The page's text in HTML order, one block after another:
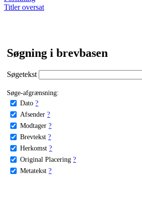
Titler oversat
Søgning i brevbasen
Søgetekst
Søge-afgrænsning:
Dato ?
Afsender ?
Modtager ?
Brevtekst ?
Herkomst ?
Original Placering ?
Metatekst ?